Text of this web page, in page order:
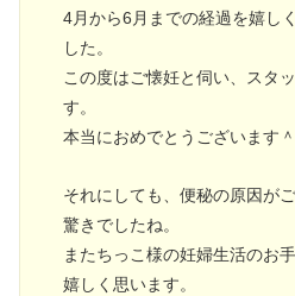
4月から6月までの経過を嬉し
した。
この度はご懐妊と伺い、スタ
す。
本当におめでとうございます＾
それにしても、便秘の原因が
驚きでしたね。
またちっこ様の妊婦生活のお
嬉しく思います。